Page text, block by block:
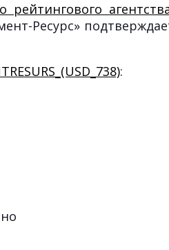
Ресурс»
: